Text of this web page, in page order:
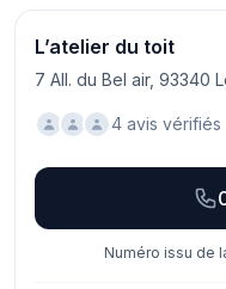
L’atelier du toit
7 All. du Bel air, 93340
4 avis vérifiés
Numéro issu de